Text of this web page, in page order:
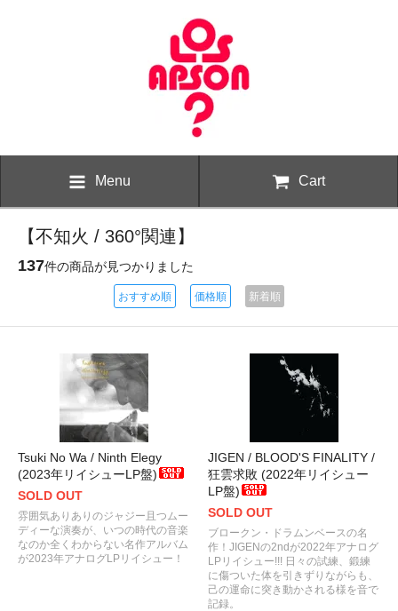
Menu Cart
【不知火 / 360°関連】
137件の商品が見つかりました
おすすめ順 価格順 新着順
Tsuki No Wa / Ninth Elegy
(2023年リイシューLP盤)
SOLD OUT
雰囲気ありありのジャジー且つムー
ディーな演奏が、いつの時代の音楽
なのか全くわからない名作アルバム
が2023年アナログLPリイシュー！
JIGEN / BLOOD'S FINALITY /
狂雲求敗 (2022年リイシュー
LP盤)
SOLD OUT
ブロークン・ドラムンベースの名
作！JIGENの2ndが2022年アナログ
LPリイシュー!!! 日々の試練、鍛練
に傷ついた体を引きずりながらも、
己の運命に突き動かされる様を音で
記録。